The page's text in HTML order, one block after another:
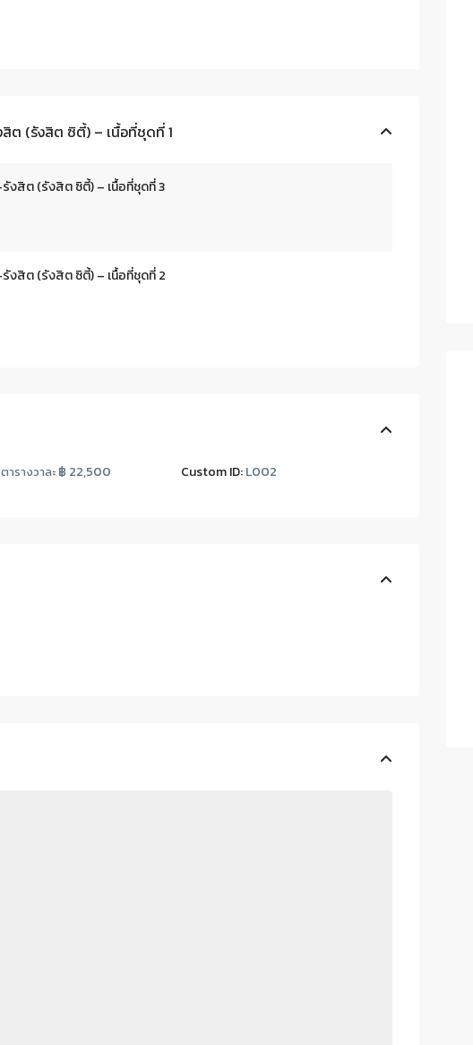
ต (รังสิต ซิตี้) – เนื้อที่ชุดที่ 1
งสิต (รังสิต ซิตี้) – เนื้อที่ชุดที่ 3
งสิต (รังสิต ซิตี้) – เนื้อที่ชุดที่ 2
ตารางวาละ ฿ 22,500 Custom ID:L002